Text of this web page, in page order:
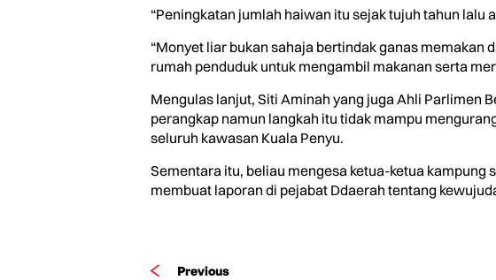
“Peningkatan jumlah haiwan itu sejak tujuh tahun
“Monyet liar bukan sahaja bertindak ganas
rumah penduduk untuk mengambil makanan serta
Mengulas lanjut, Siti Aminah yang juga Ahli Parlimen
perangkap namun langkah itu tidak mampu
seluruh kawasan Kuala Penyu.
Sementara itu, beliau mengesa ketua-ketua kampung
membuat laporan di pejabat Ddaerah tentang
Previous